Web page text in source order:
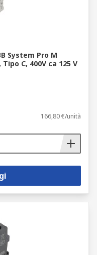
System Pro M
C, 400V ca 125 V
166,80 €/unità